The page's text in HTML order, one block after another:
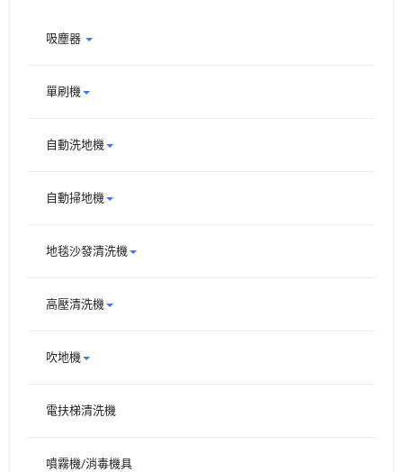
吸塵器
單刷機
自動洗地機
自動掃地機
地毯沙發清洗機
高壓清洗機
吹地機
電扶梯清洗機
噴霧機/消毒機具